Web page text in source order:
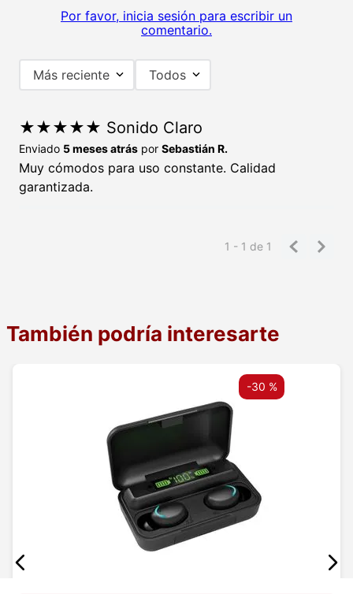
Por favor, inicia sesión para escribir un
comentario.
Más reciente Todos
★★★★★ Sonido Claro
Enviado 5 meses atrás por Sebastián R.
Muy cómodos para uso constante. Calidad
garantizada.
1 - 1de 1
También podría interesarte
-30 %